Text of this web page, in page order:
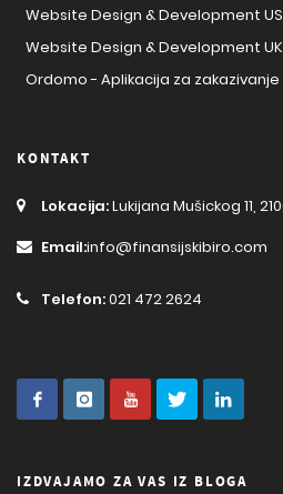
Website Design & Development
Website Design & Development
Ordomo - Aplikacija za zakazivanje
KONTAKT
Lokacija:Lukijana Mušickog 11,
Email:info@finansijskibiro.com
Telefon:021 472 2624
IZDVAJAMO ZA VAS IZ BLOGA